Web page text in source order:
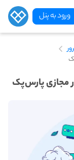
ورود‌ به‌ پنل
مجازی پارس‌پک